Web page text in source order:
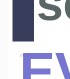
15 Jul